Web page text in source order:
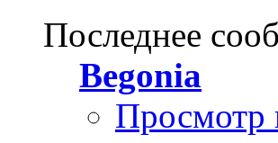
Последнее
Begonia
Просмотр